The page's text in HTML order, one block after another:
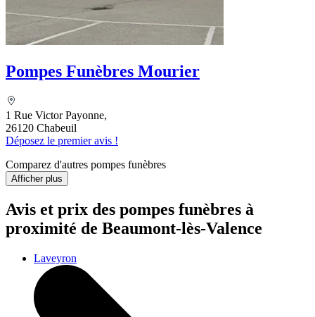
Pompes Funèbres Mourier
1 Rue Victor Payonne,
26120 Chabeuil
Déposez le premier avis !
Comparez d'autres pompes funèbres
Afficher plus
Avis et prix des pompes funèbres à
proximité de Beaumont-lès-Valence
Laveyron